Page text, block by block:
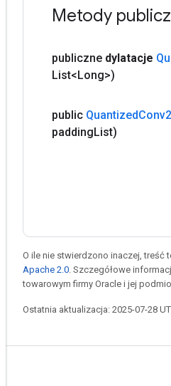
Metody
publiczne dylatacje
List<Long>)
public Quantized
paddingList)
O ile nie stwierdzono inaczej, treść
Apache 2.0 . Szczegółowe
towarowym firmy Oracle i jej
Ostatnia aktualizacja: 2025-07-28